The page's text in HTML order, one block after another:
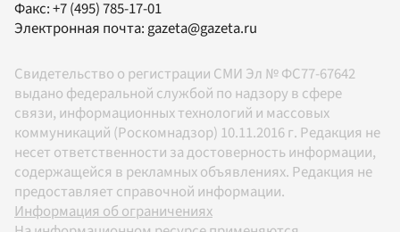
Факс:+7 (495) 785-17-01
Электронная почта:gazeta@gazeta.ru
Свидетельство о регистрации СМИ Эл № ФС77-67642
выдано федеральной службой по надзору в сфере
связи, информационных технологий и массовых
коммуникаций (Роскомнадзор) 10.11.2016 г. Редакция не
несет ответственности за достоверность информации,
содержащейся в рекламных объявлениях. Редакция не
предоставляет справочной информации.
Информация об ограничениях